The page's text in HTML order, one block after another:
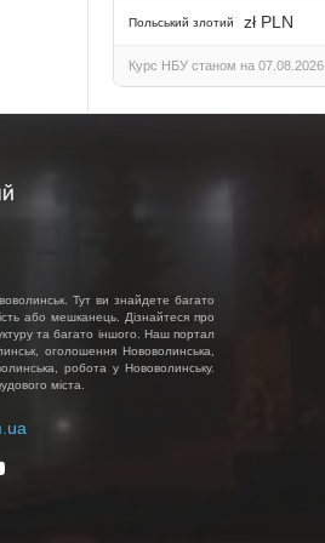
Польський злотий zł PLN
Курс НБУ станом на 07.08.2026
Тут ви знайдете багато
або мешканець. Дізнайтеся про
та багато іншого. Наш портал
оголошення Нововолинська,
робота у Нововолинську.
міста.